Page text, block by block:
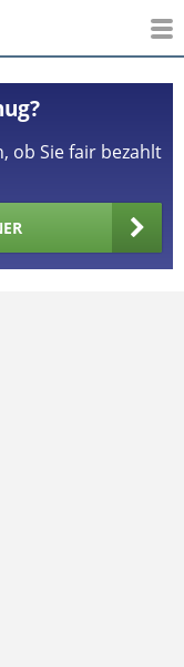
ob Sie fair bezahlt